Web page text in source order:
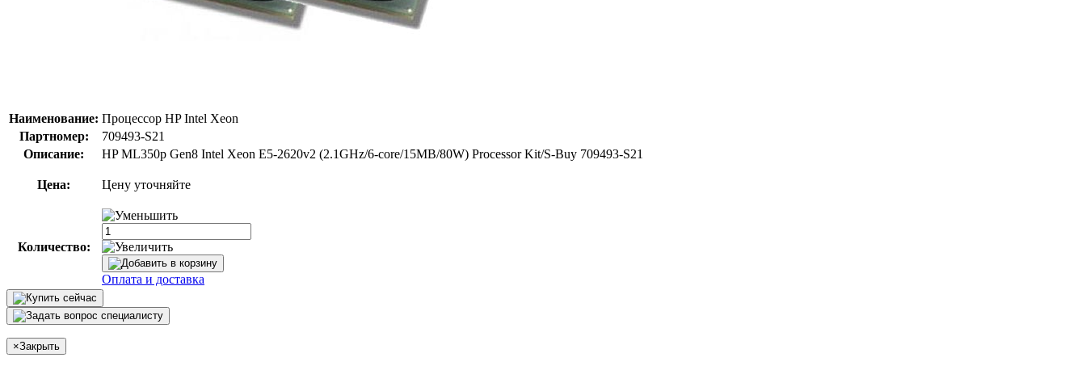
Наименование: Процессор HP Intel Xeon
Партномер:
709493-S21
Описание:
HP ML350p Gen8 Intel Xeon E5-2620v2 (2.1GHz/6-core/15MB/80W) Processor Kit/S-Buy 709493-S21
Цена: Цену уточняйте
Количество:
Оплата и доставка
×Закрыть